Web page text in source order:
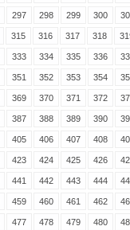
297 298 299 300
315 316 317 318
333 334 335 336
351 352 353 354
369 370 371 372
387 388 389 390
405 406 407 408
423 424 425 426
441 442 443 444
459 460 461 462
477 478 479 480